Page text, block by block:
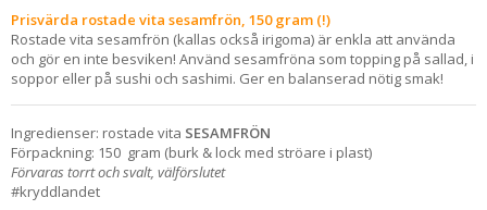
Prisvärda rostade vita sesamfrön, 150 gram (!)
Rostade vita sesamfrön (kallas också irigoma) är enkla att använda
och gör en inte besviken! Använd sesamfröna som topping på sallad, i
soppor eller på sushi och sashimi. Ger en balanserad nötig smak!
Ingredienser: rostade vita SESAMFRÖN
Förpackning: 150 gram (burk & lock med ströare i plast)
Förvaras torrt och svalt, välförslutet
#kryddlandet